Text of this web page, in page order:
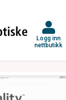
Logg inn
nettbutikk